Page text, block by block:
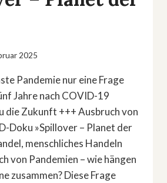
2025
Pandemie nur eine Frage
Jahre nach COVID-19
die Zukunft +++ Ausbruch von
Doku »Spillover – Planet der
menschliches Handeln
von Pandemien – wie hängen
zusammen? Diese Frage